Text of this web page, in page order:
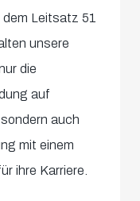
Leitsatz 51
unsere
die
auf
auch
mit einem
ihre Karriere.